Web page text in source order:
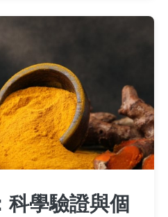
科學驗證與個